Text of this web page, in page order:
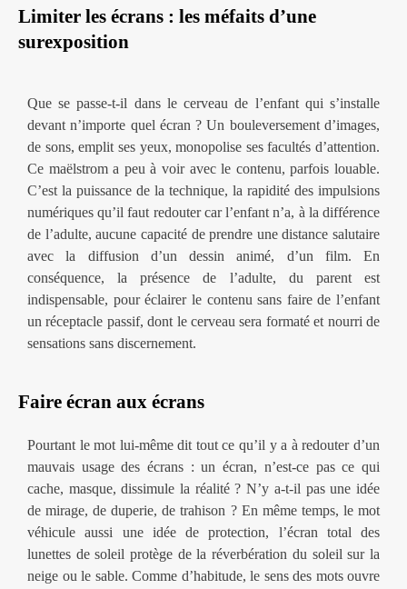
Limiter les écrans : les méfaits d’une
surexposition
Que se passe-t-il dans le cerveau de l’enfant qui s’installe
devant n’importe quel écran ? Un bouleversement d’images,
de sons, emplit ses yeux, monopolise ses facultés d’attention.
Ce maëlstrom a peu à voir avec le contenu, parfois louable.
C’est la puissance de la technique, la rapidité des impulsions
numériques qu’il faut redouter car l’enfant n’a, à la différence
de l’adulte, aucune capacité de prendre une distance salutaire
avec la diffusion d’un dessin animé, d’un film. En
conséquence, la présence de l’adulte, du parent est
indispensable, pour éclairer le contenu sans faire de l’enfant
un réceptacle passif, dont le cerveau sera formaté et nourri de
sensations sans discernement.
Faire écran aux écrans
Pourtant le mot lui-même dit tout ce qu’il y a à redouter d’un
mauvais usage des écrans : un écran, n’est-ce pas ce qui
cache, masque, dissimule la réalité ? N’y a-t-il pas une idée
de mirage, de duperie, de trahison ? En même temps, le mot
véhicule aussi une idée de protection, l’écran total des
lunettes de soleil protège de la réverbération du soleil sur la
neige ou le sable. Comme d’habitude, le sens des mots ouvre